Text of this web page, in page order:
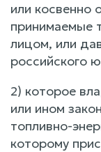
или косвенно
принимаемые
лицом, или
российского
2) которое
или ином
топливно-
которому